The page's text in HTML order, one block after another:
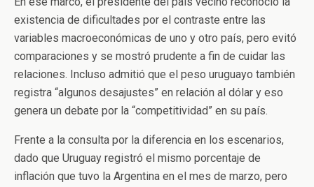
existencia de dificultades por el contraste entre las
variables macroeconómicas de uno y otro país, pero evitó
comparaciones y se mostró prudente a fin de cuidar las
relaciones. Incluso admitió que el peso uruguayo también
registra “algunos desajustes” en relación al dólar y eso
genera un debate por la “competitividad” en su país.
Frente a la consulta por la diferencia en los escenarios,
dado que Uruguay registró el mismo porcentaje de
inflación que tuvo la Argentina en el mes de marzo, pero